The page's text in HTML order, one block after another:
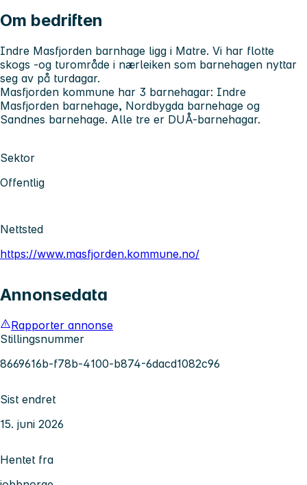
Om bedriften
Indre Masfjorden barnhage ligg i Matre. Vi har flotte
skogs -og turområde i nærleiken som barnehagen nyttar
seg av på turdagar.
Masfjorden kommune har 3 barnehagar: Indre
Masfjorden barnehage, Nordbygda barnehage og
Sandnes barnehage. Alle tre er DUÅ-barnehagar.
Sektor
Offentlig
Nettsted
https://www.masfjorden.kommune.no/
Annonsedata
Rapporter annonse
Stillingsnummer
8669616b-f78b-4100-b874-6dacd1082c96
Sist endret
15. juni 2026
Hentet fra